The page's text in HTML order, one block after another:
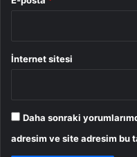
İnternet sitesi
Daha sonraki
adresim ve site adresim bu